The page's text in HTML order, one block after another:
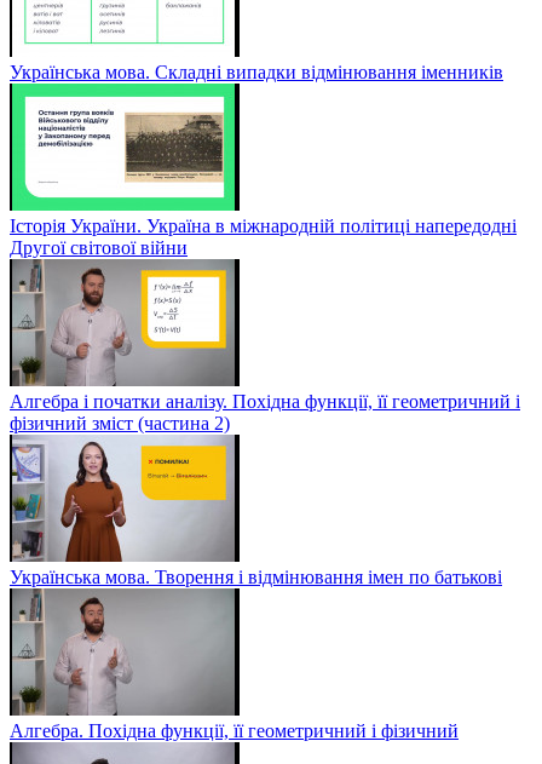
Українська мова. Складні випадки відмінювання іменників
Історія України. Україна в міжнародній політиці напередодні
Другої світової війни
Алгебра і початки аналізу. Похідна функції, її геометричний і
фізичний зміст (частина 2)
Українська мова. Творення і відмінювання імен по батькові
Алгебра. Похідна функції, її геометричний і фізичний